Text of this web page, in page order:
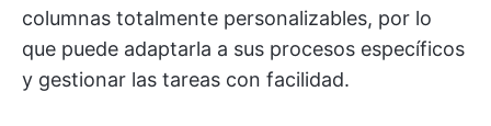
columnas totalmente personalizables, por lo
que puede adaptarla a sus procesos específicos
y gestionar las tareas con facilidad.